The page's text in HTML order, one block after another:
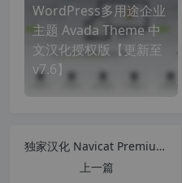
WordPress多用途企业
主题 Avada Theme 中
文汉化授权版【更新至
v7.6】
独家汉化 Navicat Premium v17.0.12 全能数据库管理软件 汉化中文特别版64位
上一篇